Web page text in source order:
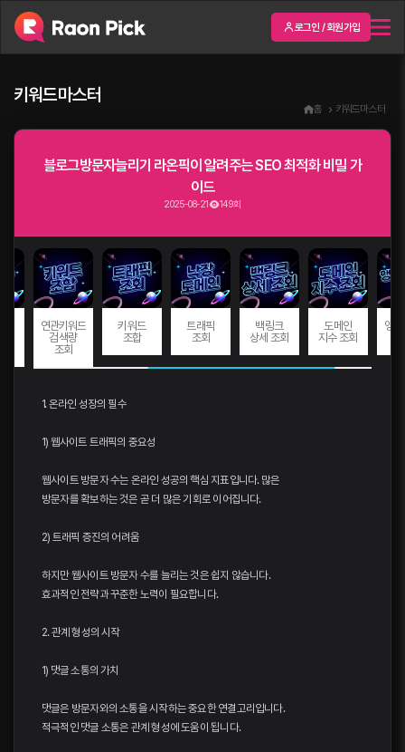
로그인 / 회원가입
키워드마스터
홈 키워드마스터
블로그방문자늘리기 라온픽이 알려주는 SEO 최적화 비밀 가
이드
2025-08-21 149회
연관키워드
검색량
조회
키워드
조합
트래픽
조회
백링크
상세 조회
도메인
지수 조회
앵
1. 온라인 성장의 필수
1) 웹사이트 트래픽의 중요성
웹사이트 방문자 수는 온라인 성공의 핵심 지표입니다. 많은
방문자를 확보하는 것은 곧 더 많은 기회로 이어집니다.
2) 트래픽 증진의 어려움
하지만 웹사이트 방문자 수를 늘리는 것은 쉽지 않습니다.
효과적인 전략과 꾸준한 노력이 필요합니다.
2. 관계 형성의 시작
1) 댓글 소통의 가치
댓글은 방문자와의 소통을 시작하는 중요한 연결고리입니다.
적극적인 댓글 소통은 관계 형성에 도움이 됩니다.